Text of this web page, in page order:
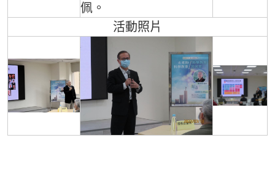
佩。
活動照片